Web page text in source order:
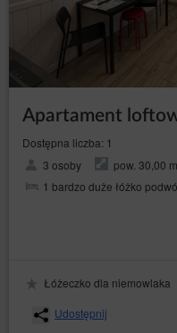
Apartament
Dostępna liczba: 1
3 osoby
pow. 30,00 m
1 bardzo duże łóżko
Łóżeczko dla niemowlaka
Udostępnij